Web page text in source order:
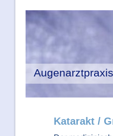
Katarakt /